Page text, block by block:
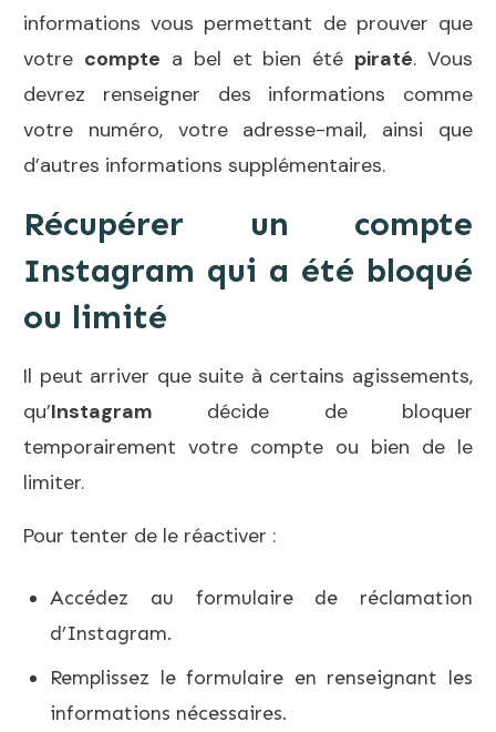
informations vous permettant de prouver que
votre compte a bel et bien été piraté. Vous
devrez renseigner des informations comme
votre numéro, votre adresse-mail, ainsi que
d’autres informations supplémentaires.
Récupérer un compte
Instagram qui a été bloqué
ou limité
Il peut arriver que suite à certains agissements,
qu’Instagram décide de bloquer
temporairement votre compte ou bien de le
limiter.
Pour tenter de le réactiver :
Accédez au formulaire de réclamation
d’Instagram.
Remplissez le formulaire en renseignant les
informations nécessaires.